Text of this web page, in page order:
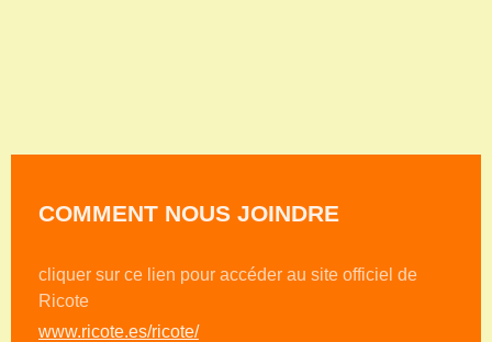
COMMENT NOUS JOINDRE
cliquer sur ce lien pour accéder au site officiel de
Ricote
www.ricote.es/ricote/